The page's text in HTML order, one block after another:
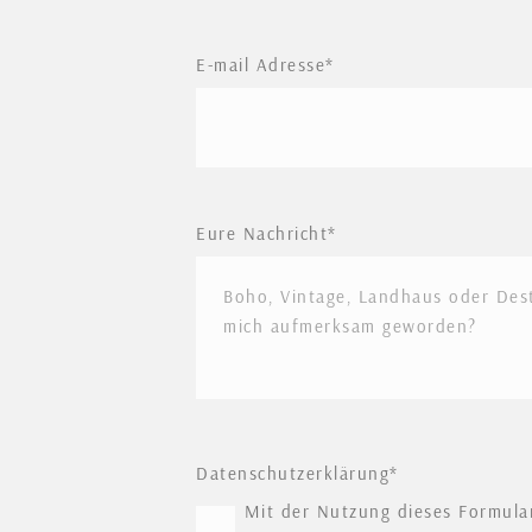
E-mail Adresse
Eure Nachricht
Datenschutzerklärung
Mit der Nutzung dieses